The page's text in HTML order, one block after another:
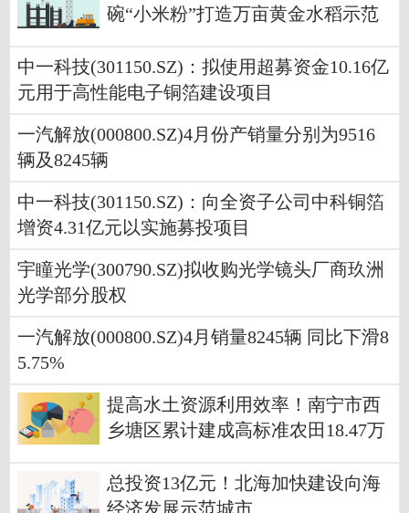
碗“小米粉”打造万亩黄金水稻示范
中一科技(301150.SZ)：拟使用超募资金10.16亿
元用于高性能电子铜箔建设项目
一汽解放(000800.SZ)4月份产销量分别为9516
辆及8245辆
中一科技(301150.SZ)：向全资子公司中科铜箔
增资4.31亿元以实施募投项目
宇瞳光学(300790.SZ)拟收购光学镜头厂商玖洲
光学部分股权
一汽解放(000800.SZ)4月销量8245辆 同比下滑8
5.75%
提高水土资源利用效率！南宁市西
乡塘区累计建成高标准农田18.47万
总投资13亿元！北海加快建设向海